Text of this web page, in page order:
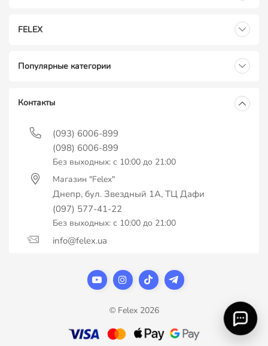
FELEX
Популярные категории
Контакты
(093) 6006-899
(098) 6006-899
Без выходных: с 10:00 до 21:00
Магазин "Felex"
Днепр, бул. Звездный 1А, ТЦ Дафи
(097) 577-41-22
Без выходных: с 10:00 до 21:00
info@felex.ua
© Felex 2026